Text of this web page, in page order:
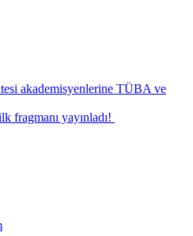
akademisyenlerine TÜBA ve
fragmanı yayınladı!